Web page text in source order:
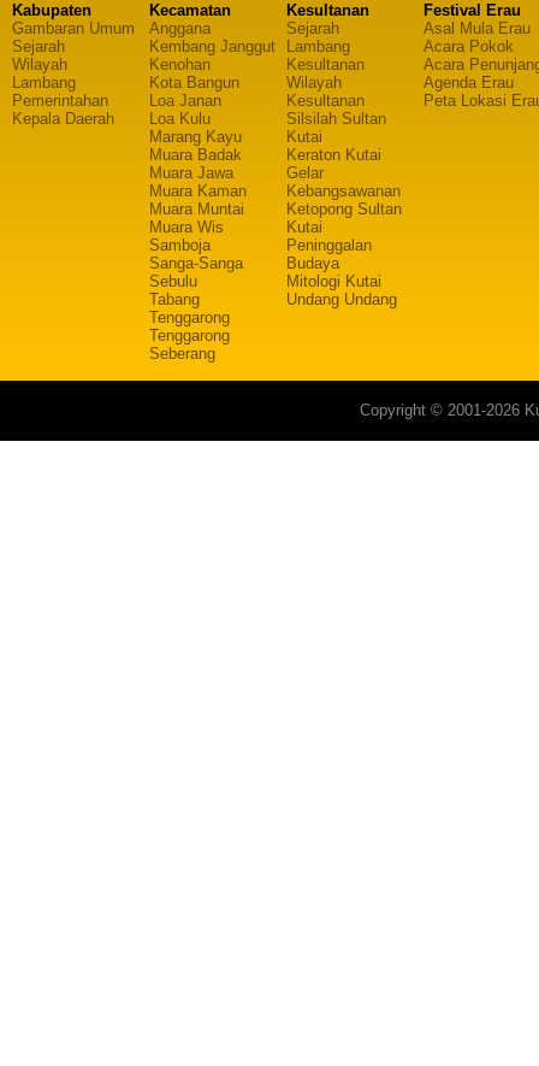
Kabupaten
Gambaran Umum
Sejarah
Wilayah
Lambang
Pemerintahan
Kepala Daerah
Kecamatan
Anggana
Kembang Janggut
Kenohan
Kota Bangun
Loa Janan
Loa Kulu
Marang Kayu
Muara Badak
Muara Jawa
Muara Kaman
Muara Muntai
Muara Wis
Samboja
Sanga-Sanga
Sebulu
Tabang
Tenggarong
Tenggarong
Seberang
Kesultanan
Sejarah
Lambang
Kesultanan
Wilayah
Kesultanan
Silsilah Sultan
Kutai
Keraton Kutai
Gelar
Kebangsawanan
Ketopong Sultan
Kutai
Peninggalan
Budaya
Mitologi Kutai
Undang Undang
Festival Erau
Asal Mula Erau
Acara Pokok
Acara
Agenda Erau
Peta Lokasi
Copyright © 2001-2026